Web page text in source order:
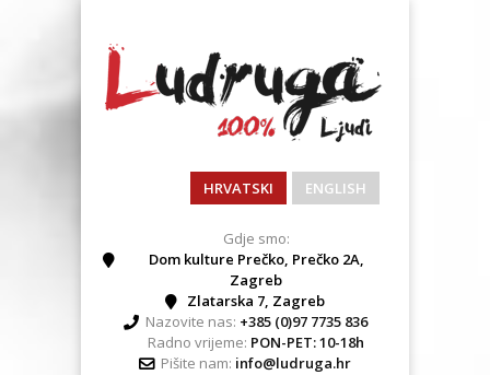
HRVATSKI ENGLISH
Gdje smo:
Dom kulture Prečko, Prečko 2A,
Zagreb
Zlatarska 7, Zagreb
Nazovite nas: +385 (0)97 7735 836
Radno vrijeme: PON-PET: 10-18h
Pišite nam: info@ludruga.hr